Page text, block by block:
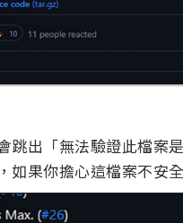
跳出「無法驗證此檔案
如果你擔心這檔案不安